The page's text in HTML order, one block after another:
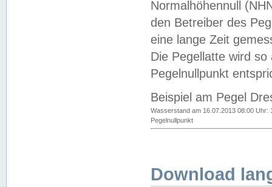
Normalhöhennull
den Betreiber des
eine lange Zeit
Die Pegellatte wird
Pegelnullpunkt
Beispiel am Pegel
Wasserstand am 16.07.2013 08:00 Uhr:
Pegelnullpunkt
Download